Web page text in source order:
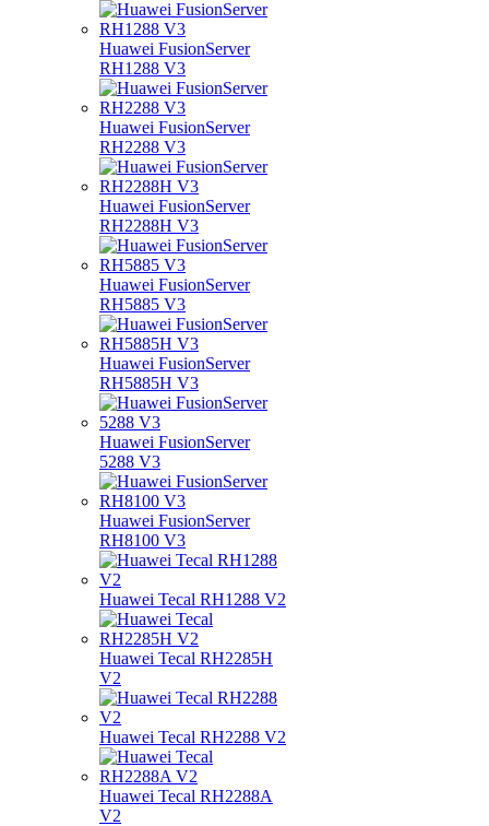
Huawei FusionServer
RH1288 V3
Huawei FusionServer
RH2288 V3
Huawei FusionServer
RH2288H V3
Huawei FusionServer
RH5885 V3
Huawei FusionServer
RH5885H V3
Huawei FusionServer
5288 V3
Huawei FusionServer
RH8100 V3
Huawei Tecal RH1288 V2
Huawei Tecal RH2285H
V2
Huawei Tecal RH2288 V2
Huawei Tecal RH2288A
V2